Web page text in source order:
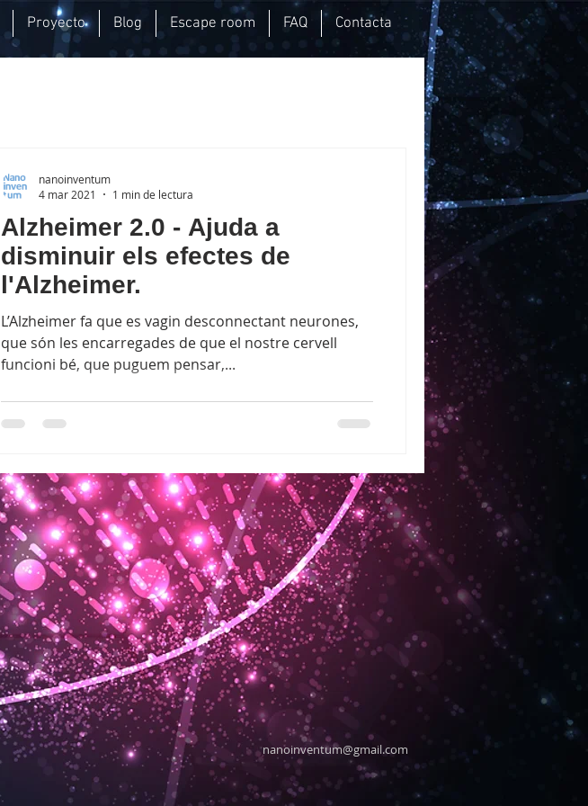
Proyecto Blog Escape room FAQ Contacta
Alzheimer 2.0 - Ajuda a
disminuir els efectes de
l'Alzheimer.
L’Alzheimer fa que es vagin desconnectant neurones,
que són les encarregades de que el nostre cervell
funcioni bé, que puguem pensar,...
nanoinventum
4 mar 2021
1 min de lectura
nanoinventum@gmail.com